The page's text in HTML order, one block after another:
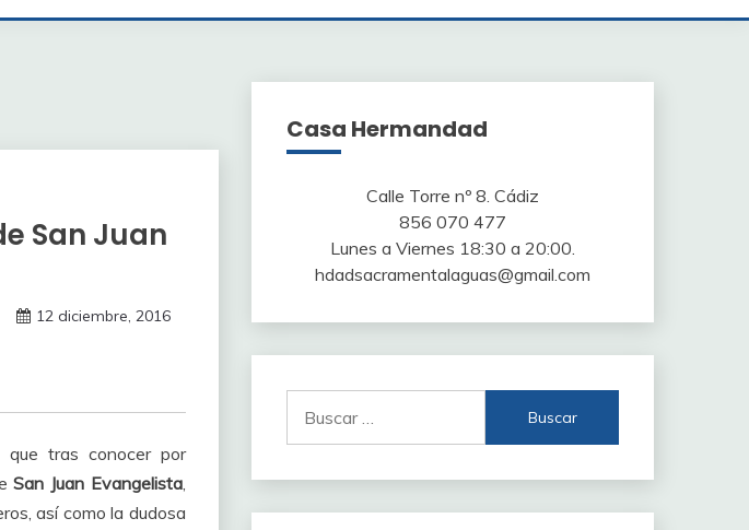
San Juan
12 diciembre, 2016
que tras conocer por
San Juan Evangelista,
así como la dudosa
Casa Hermandad
Calle Torre nº 8. Cádiz
856 070 477
Lunes a Viernes 18:30 a 20:00.
hdadsacramentalaguas@gmail.com